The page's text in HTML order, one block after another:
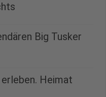
Big Tusker
Heimat